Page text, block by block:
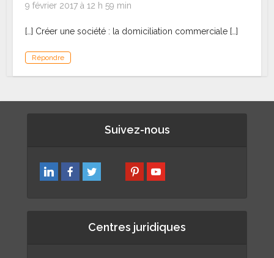
9 février 2017 à 12 h 59 min
[…] Créer une société : la domiciliation commerciale […]
Répondre
Suivez-nous
Centres juridiques